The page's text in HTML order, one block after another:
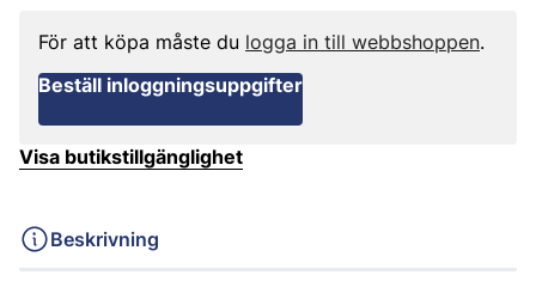
För att köpa måste du logga in till webbshoppen.
Beställ inloggningsuppgifter
Visa butikstillgänglighet
Beskrivning